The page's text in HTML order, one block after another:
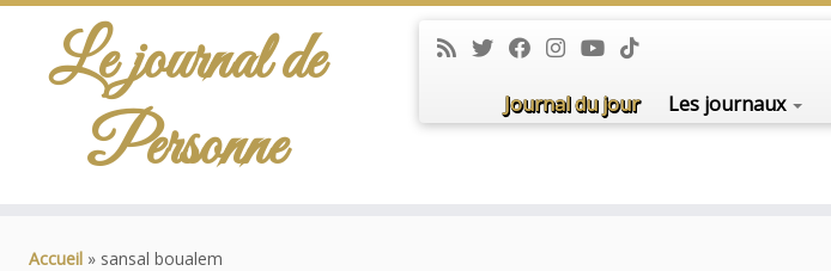
Le journal de
Personne
Journal du jour Les journaux
Accueil » sansal boualem